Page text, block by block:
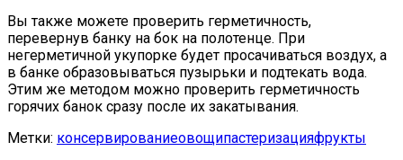
Вы также можете проверить герметичность,
перевернув банку на бок на полотенце. При
негерметичной укупорке будет просачиваться воздух, а
в банке образовываться пузырьки и подтекать вода.
Этим же методом можно проверить герметичность
горячих банок сразу после их закатывания.
Метки: консервированиеовощипастеризацияфрукты